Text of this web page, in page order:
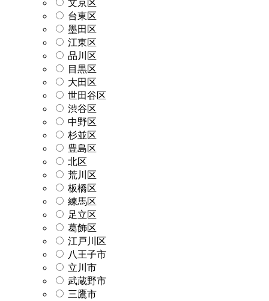
文京区
台東区
墨田区
江東区
品川区
目黒区
大田区
世田谷区
渋谷区
中野区
杉並区
豊島区
北区
荒川区
板橋区
練馬区
足立区
葛飾区
江戸川区
八王子市
立川市
武蔵野市
三鷹市